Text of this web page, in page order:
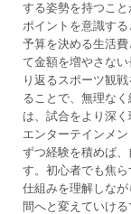
する姿勢を持つこ
ポイントを意識す
予算を決める生活
て金額を増やさな
り返るスポーツ観
ることで、無理な
は、試合をより深
エンターテインメ
ずつ経験を積めば
す。初心者でも焦
仕組みを理解しな
間へと変えていける